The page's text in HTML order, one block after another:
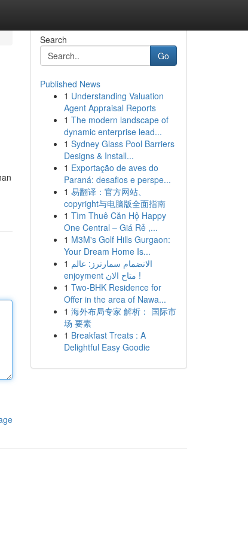
Search
Go
Published News
1 Understanding Valuation
Agent Appraisal Reports
1 The modern landscape of
dynamic enterprise lead...
1 Sydney Glass Pool Barriers
Designs & Install...
1 Exportação de aves do
Paraná: desafios e perspe...
1 易翻译：官方网站、
copyright与电脑版全面指南
1 Tìm Thuê Căn Hộ Happy
One Central – Giá Rẻ ,...
1 M3M's Golf Hills Gurgaon:
Your Dream Home Is...
1 الانضمام سمارترز: عالم
enjoyment متاح الان !
1 Two-BHK Residence for
Offer in the area of Nawa...
1 海外布局专家 解析： 国际市
场 要素
1 Breakfast Treats : A
Delightful Easy Goodie